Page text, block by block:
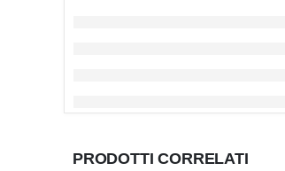
PRODOTTI CORRELATI